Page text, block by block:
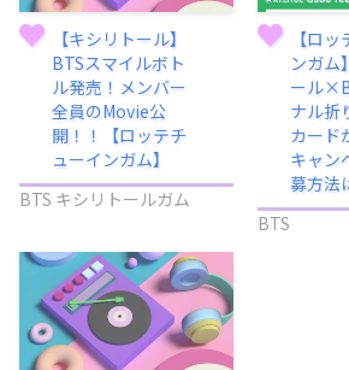
【キシリトール】
BTSスマイルボト
ル発売！メンバー
全員のMovie公
開！！【ロッテチ
ューインガム】
BTS キシリトールガム
【ロ
ンガム
ール
ナル折
カード
キャン
募方法
BTS